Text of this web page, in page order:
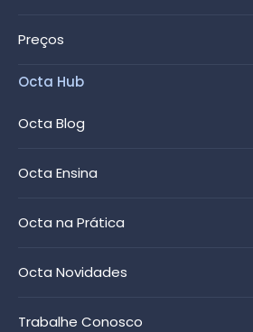
Preços
Octa Hub
Octa Blog
Octa Ensina
Octa na Prática
Octa Novidades
Trabalhe Conosco